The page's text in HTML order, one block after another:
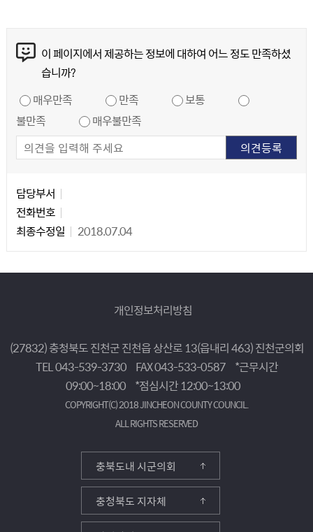
이 페이지에서 제공하는 정보에 대하여 어느 정도 만족하셨
습니까?
매우만족 만족
보통
불만족
매우불만족
담당부서
전화번호
최종수정일
2018.07.04
개인정보처리방침
(27832) 충청북도 진천군 진천읍 상산로 13(읍내리 463) 진천군의회
TEL 043-539-3730 FAX 043-533-0587
*근무시간
09:00~18:00 *점심시간 12:00~13:00
COPYRIGHT(C) 2018 JINCHEON COUNTY COUNCIL.
ALL RIGHTS RESERVED
충북도내 시군의회
충청북도 지자체